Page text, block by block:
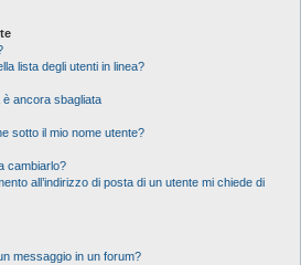
lista degli utenti in linea?
è ancora sbagliata
sotto il mio nome utente?
cambiarlo?
all’indirizzo di posta di un utente mi chiede di
messaggio in un forum?